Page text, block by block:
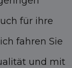
für ihre
fahren Sie
und mit